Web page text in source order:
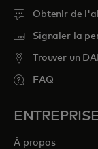
Obtenir de
Signaler la
Trouver un
FAQ
ENTREPRISE
À propos